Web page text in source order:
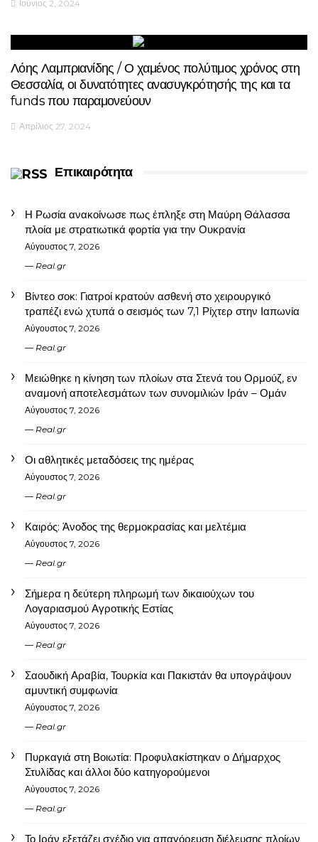
Ιούνιος 2, 2024
Λόης Λαμπριανίδης / Ο χαμένος πολύτιμος χρόνος στη
Θεσσαλία, οι δυνατότητες ανασυγκρότησής της και τα
funds που παραμονεύουν
Απρίλιος 27, 2024
Επικαιρότητα
Η Ρωσία ανακοίνωσε πως έπληξε στη Μαύρη Θάλασσα
πλοία με στρατιωτικά φορτία για την Ουκρανία
Αύγουστος 7, 2026
Real.gr
Βίντεο σοκ: Γιατροί κρατούν ασθενή στο χειρουργικό
τραπέζι ενώ χτυπά ο σεισμός των 7,1 Ρίχτερ στην Ιαπωνία
Αύγουστος 7, 2026
Real.gr
Μειώθηκε η κίνηση των πλοίων στα Στενά του Ορμούζ, εν
αναμονή αποτελεσμάτων των συνομιλιών Ιράν – Ομάν
Αύγουστος 7, 2026
Real.gr
Οι αθλητικές μεταδόσεις της ημέρας
Αύγουστος 7, 2026
Real.gr
Καιρός: Άνοδος της θερμοκρασίας και μελτέμια
Αύγουστος 7, 2026
Real.gr
Σήμερα η δεύτερη πληρωμή των δικαιούχων του
Λογαριασμού Αγροτικής Εστίας
Αύγουστος 7, 2026
Real.gr
Σαουδική Αραβία, Τουρκία και Πακιστάν θα υπογράψουν
αμυντική συμφωνία
Αύγουστος 7, 2026
Real.gr
Πυρκαγιά στη Βοιωτία: Προφυλακίστηκαν ο Δήμαρχος
Στυλίδας και άλλοι δύο κατηγορούμενοι
Αύγουστος 7, 2026
Real.gr
Το Ιράν εξετάζει σχέδιο για απαγόρευση διέλευσης πλοίων